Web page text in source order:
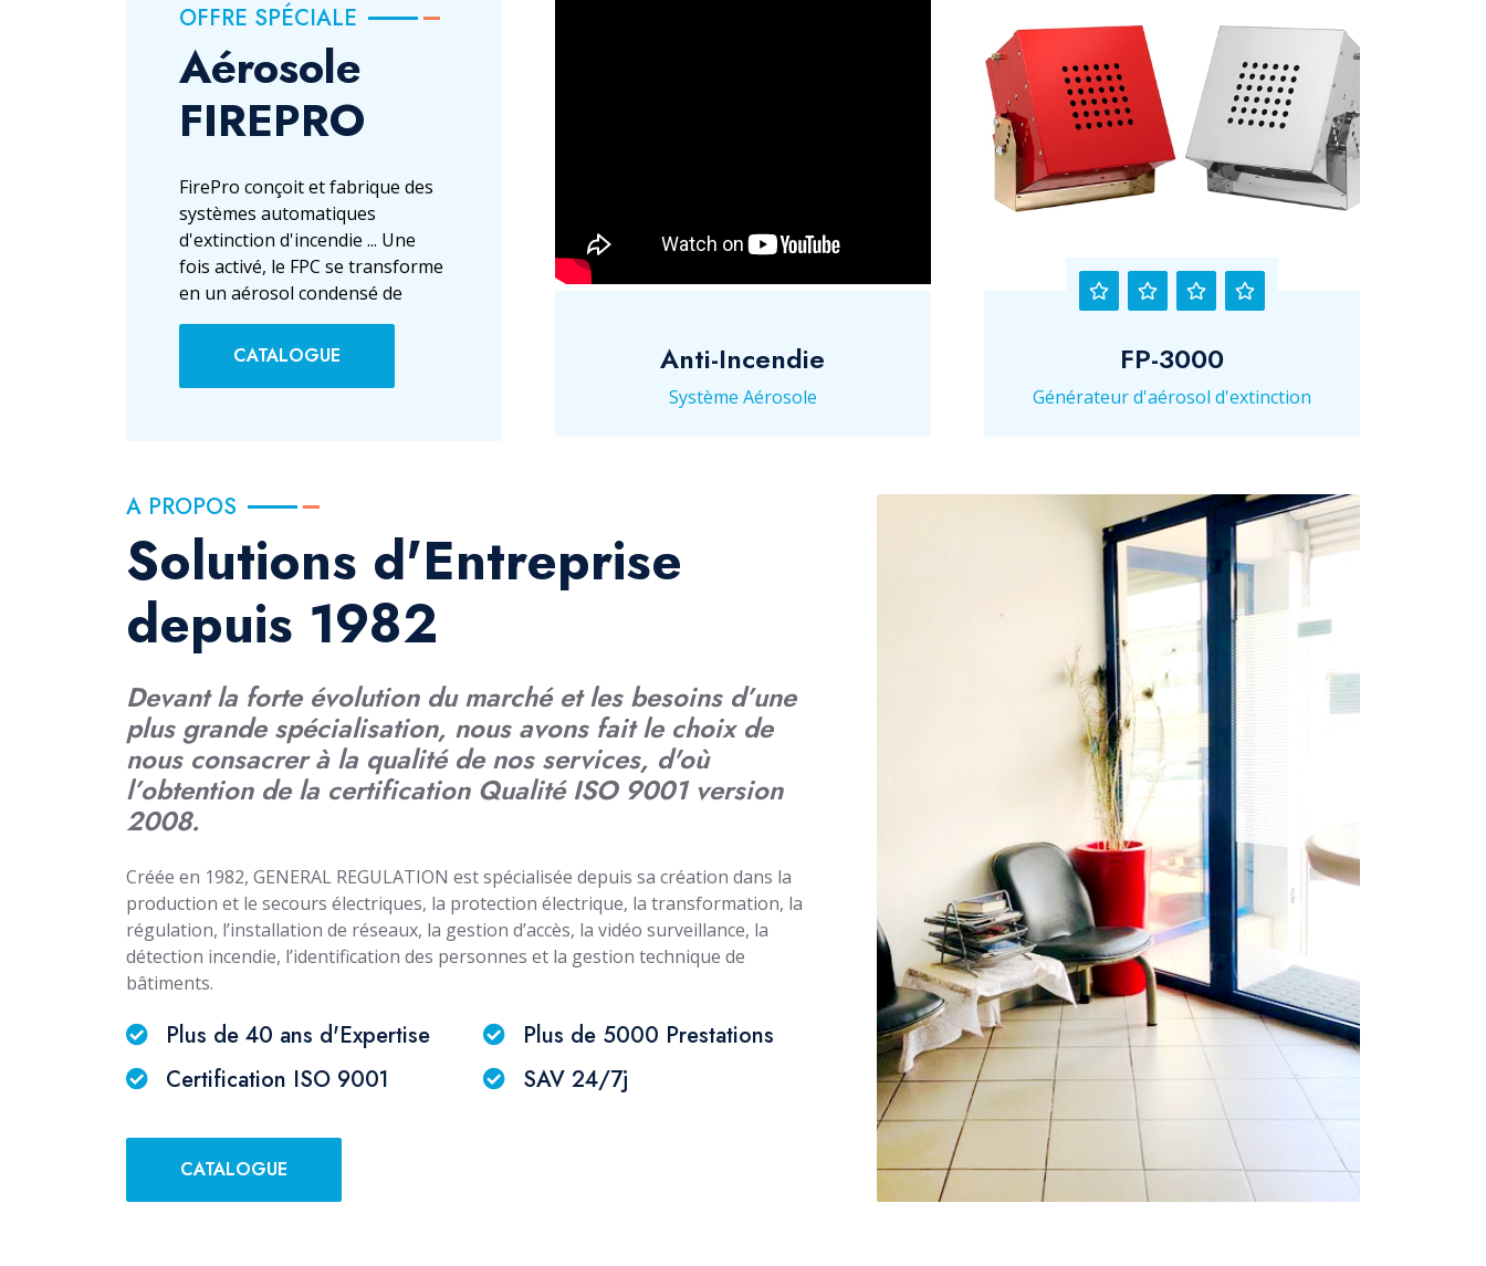
OFFRE SPÉCIALE
Aérosole
FIREPRO
FirePro conçoit et fabrique des
systèmes automatiques
d'extinction d'incendie ... Une
fois activé, le FPC se transforme
en un aérosol condensé de
CATALOGUE Anti-Incendie
Système Aérosole
FP-3000
Générateur d'aérosol d'extinction
A PROPOS
Solutions d'Entreprise
depuis 1982
Devant la forte évolution du marché et les besoins d’une
plus grande spécialisation, nous avons fait le choix de
nous consacrer à la qualité de nos services, d'où
l’obtention de la certification Qualité ISO 9001 version
2008.
Créée en 1982, GENERAL REGULATION est spécialisée depuis sa création dans la
production et le secours électriques, la protection électrique, la transformation, la
régulation, l’installation de réseaux, la gestion d’accès, la vidéo surveillance, la
détection incendie, l’identification des personnes et la gestion technique de
bâtiments.
Plus de 40 ans d'Expertise
Certification ISO 9001
Plus de 5000 Prestations
SAV 24/7j
CATALOGUE